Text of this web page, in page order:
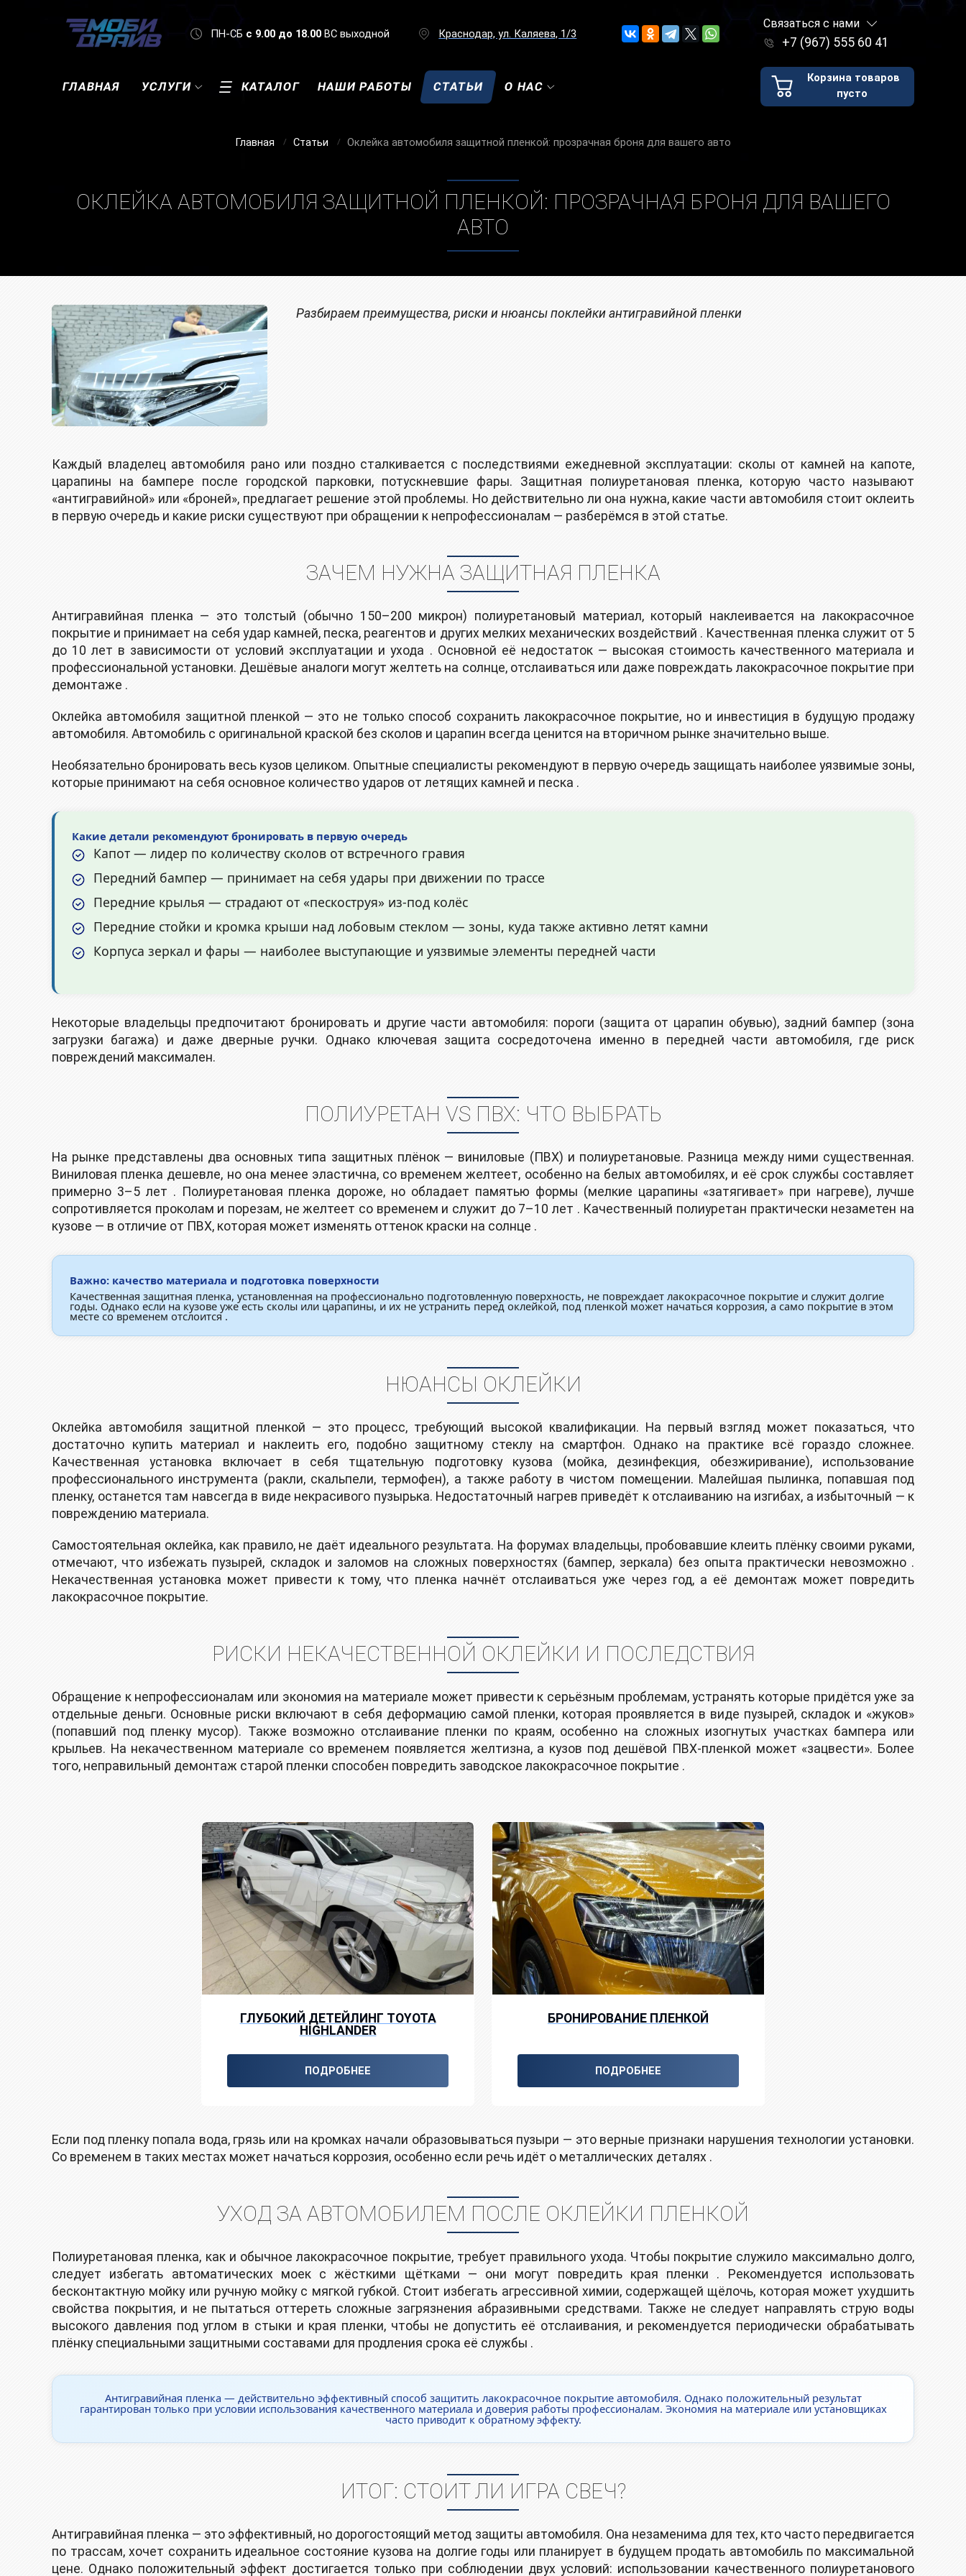
ПН-СБ с 9.00 до 18.00 ВС выходной Краснодар, ул. Каляева, 1/3
Связаться с нами
+7 (967) 555 60 41
ГЛАВНАЯ УСЛУГИ КАТАЛОГ НАШИ РАБОТЫ СТАТЬИ О НАС
Корзина товаров
пусто
Главная Статьи Оклейка автомобиля защитной пленкой: прозрачная броня для вашего авто
ОКЛЕЙКА АВТОМОБИЛЯ ЗАЩИТНОЙ ПЛЕНКОЙ: ПРОЗРАЧНАЯ БРОНЯ ДЛЯ ВАШЕГО
АВТО
Разбираем преимущества, риски и нюансы поклейки антигравийной пленки
Каждый владелец автомобиля рано или поздно сталкивается с последствиями ежедневной эксплуатации: сколы от камней на капоте,
царапины на бампере после городской парковки, потускневшие фары. Защитная полиуретановая пленка, которую часто называют
«антигравийной» или «броней», предлагает решение этой проблемы. Но действительно ли она нужна, какие части автомобиля стоит оклеить
в первую очередь и какие риски существуют при обращении к непрофессионалам — разберёмся в этой статье.
ЗАЧЕМ НУЖНА ЗАЩИТНАЯ ПЛЕНКА
Антигравийная пленка — это толстый (обычно 150–200 микрон) полиуретановый материал, который наклеивается на лакокрасочное
покрытие и принимает на себя удар камней, песка, реагентов и других мелких механических воздействий . Качественная пленка служит от 5
до 10 лет в зависимости от условий эксплуатации и ухода . Основной её недостаток — высокая стоимость качественного материала и
профессиональной установки. Дешёвые аналоги могут желтеть на солнце, отслаиваться или даже повреждать лакокрасочное покрытие при
демонтаже .
Оклейка автомобиля защитной пленкой — это не только способ сохранить лакокрасочное покрытие, но и инвестиция в будущую продажу
автомобиля. Автомобиль с оригинальной краской без сколов и царапин всегда ценится на вторичном рынке значительно выше.
Необязательно бронировать весь кузов целиком. Опытные специалисты рекомендуют в первую очередь защищать наиболее уязвимые зоны,
которые принимают на себя основное количество ударов от летящих камней и песка .
Какие детали рекомендуют бронировать в первую очередь
Капот — лидер по количеству сколов от встречного гравия
Передний бампер — принимает на себя удары при движении по трассе
Передние крылья — страдают от «пескоструя» из-под колёс
Передние стойки и кромка крыши над лобовым стеклом — зоны, куда также активно летят камни
Корпуса зеркал и фары — наиболее выступающие и уязвимые элементы передней части
Некоторые владельцы предпочитают бронировать и другие части автомобиля: пороги (защита от царапин обувью), задний бампер (зона
загрузки багажа) и даже дверные ручки. Однако ключевая защита сосредоточена именно в передней части автомобиля, где риск
повреждений максимален.
ПОЛИУРЕТАН VS ПВХ: ЧТО ВЫБРАТЬ
На рынке представлены два основных типа защитных плёнок — виниловые (ПВХ) и полиуретановые. Разница между ними существенная.
Виниловая пленка дешевле, но она менее эластична, со временем желтеет, особенно на белых автомобилях, и её срок службы составляет
примерно 3–5 лет . Полиуретановая пленка дороже, но обладает памятью формы (мелкие царапины «затягивает» при нагреве), лучше
сопротивляется проколам и порезам, не желтеет со временем и служит до 7–10 лет . Качественный полиуретан практически незаметен на
кузове — в отличие от ПВХ, которая может изменять оттенок краски на солнце .
Важно: качество материала и подготовка поверхности
Качественная защитная пленка, установленная на профессионально подготовленную поверхность, не повреждает лакокрасочное покрытие и служит долгие
годы. Однако если на кузове уже есть сколы или царапины, и их не устранить перед оклейкой, под пленкой может начаться коррозия, а само покрытие в этом
месте со временем отслоится .
НЮАНСЫ ОКЛЕЙКИ
Оклейка автомобиля защитной пленкой — это процесс, требующий высокой квалификации. На первый взгляд может показаться, что
достаточно купить материал и наклеить его, подобно защитному стеклу на смартфон. Однако на практике всё гораздо сложнее.
Качественная установка включает в себя тщательную подготовку кузова (мойка, дезинфекция, обезжиривание), использование
профессионального инструмента (ракли, скальпели, термофен), а также работу в чистом помещении. Малейшая пылинка, попавшая под
пленку, останется там навсегда в виде некрасивого пузырька. Недостаточный нагрев приведёт к отслаиванию на изгибах, а избыточный — к
повреждению материала.
Самостоятельная оклейка, как правило, не даёт идеального результата. На форумах владельцы, пробовавшие клеить плёнку своими руками,
отмечают, что избежать пузырей, складок и заломов на сложных поверхностях (бампер, зеркала) без опыта практически невозможно .
Некачественная установка может привести к тому, что пленка начнёт отслаиваться уже через год, а её демонтаж может повредить
лакокрасочное покрытие.
РИСКИ НЕКАЧЕСТВЕННОЙ ОКЛЕЙКИ И ПОСЛЕДСТВИЯ
Обращение к непрофессионалам или экономия на материале может привести к серьёзным проблемам, устранять которые придётся уже за
отдельные деньги. Основные риски включают в себя деформацию самой пленки, которая проявляется в виде пузырей, складок и «жуков»
(попавший под пленку мусор). Также возможно отслаивание пленки по краям, особенно на сложных изогнутых участках бампера или
крыльев. На некачественном материале со временем появляется желтизна, а кузов под дешёвой ПВХ-пленкой может «зацвести». Более
того, неправильный демонтаж старой пленки способен повредить заводское лакокрасочное покрытие .
ГЛУБОКИЙ ДЕТЕЙЛИНГ TOYOTA
HIGHLANDER
ПОДРОБНЕЕ
БРОНИРОВАНИЕ ПЛЕНКОЙ
ПОДРОБНЕЕ
Если под пленку попала вода, грязь или на кромках начали образовываться пузыри — это верные признаки нарушения технологии установки.
Со временем в таких местах может начаться коррозия, особенно если речь идёт о металлических деталях .
УХОД ЗА АВТОМОБИЛЕМ ПОСЛЕ ОКЛЕЙКИ ПЛЕНКОЙ
Полиуретановая пленка, как и обычное лакокрасочное покрытие, требует правильного ухода. Чтобы покрытие служило максимально долго,
следует избегать автоматических моек с жёсткими щётками — они могут повредить края пленки . Рекомендуется использовать
бесконтактную мойку или ручную мойку с мягкой губкой. Стоит избегать агрессивной химии, содержащей щёлочь, которая может ухудшить
свойства покрытия, и не пытаться оттереть сложные загрязнения абразивными средствами. Также не следует направлять струю воды
высокого давления под углом в стыки и края пленки, чтобы не допустить её отслаивания, и рекомендуется периодически обрабатывать
плёнку специальными защитными составами для продления срока её службы .
Антигравийная пленка — действительно эффективный способ защитить лакокрасочное покрытие автомобиля. Однако положительный результат
гарантирован только при условии использования качественного материала и доверия работы профессионалам. Экономия на материале или установщиках
часто приводит к обратному эффекту.
ИТОГ: СТОИТ ЛИ ИГРА СВЕЧ?
Антигравийная пленка — это эффективный, но дорогостоящий метод защиты автомобиля. Она незаменима для тех, кто часто передвигается
по трассам, хочет сохранить идеальное состояние кузова на долгие годы или планирует в будущем продать автомобиль по максимальной
цене. Однако положительный эффект достигается только при соблюдении двух условий: использовании качественного полиуретанового